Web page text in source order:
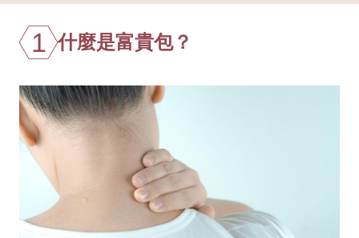
1 什麼是富貴包？